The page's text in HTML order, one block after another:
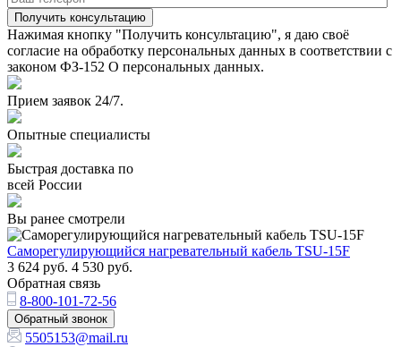
Получить консультацию
Нажимая кнопку "Получить консультацию", я даю своё
согласие на обработку персональных данных в соответствии с
законом ФЗ-152 О персональных данных.
Прием заявок 24/7.
Опытные специалисты
Быстрая доставка по
всей России
Вы ранее смотрели
Саморегулирующийся нагревательный кабель TSU-15F
3 624 руб. 4 530 руб.
Обратная связь
8-800-101-72-56
Обратный звонок
5505153@mail.ru